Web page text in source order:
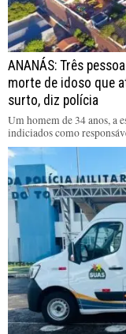
ANANÁS: Três
morte de idoso que
surto, diz polícia
Um homem de 34 anos, a
indiciados como